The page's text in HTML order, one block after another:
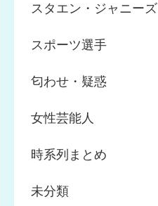
スタエン・ジャニーズ
スポーツ選手
匂わせ・疑惑
女性芸能人
時系列まとめ
未分類